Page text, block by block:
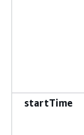
startTime